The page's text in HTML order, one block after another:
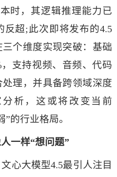
时，其逻辑推理能力已
反超;此次即将发布的4.5
个维度实现突破：基础
支持视频、音频、代码
理，并具备跨领域深度
析，这或将改变当前
的行业格局。
一样“想问题”
大模型4.5最引人注目